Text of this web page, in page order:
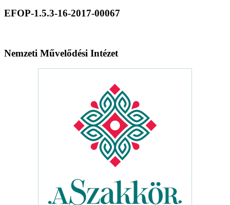
EFOP-1.5.3-16-2017-00067
Nemzeti Művelődési Intézet